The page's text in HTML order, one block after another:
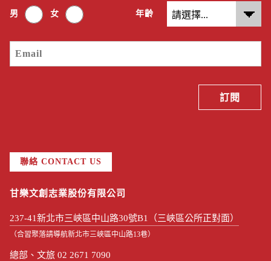
男 女 年齡
聯絡 CONTACT US
甘樂文創志業股份有限公司
237-41新北市三峽區中山路30號B1（三峽區公所正對面）
（合習聚落請導航新北市三峽區中山路13巷）
總部、文旅 02 2671 7090